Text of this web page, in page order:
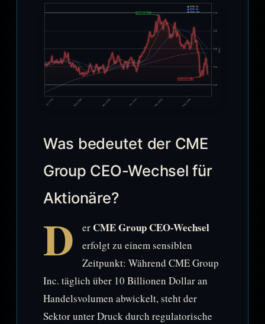
Was bedeutet der CME
Group CEO-Wechsel für
Aktionäre?
D er CME Group CEO-Wechsel
erfolgt zu einem sensiblen
Zeitpunkt: Während CME Group
Inc. täglich über 10 Billionen Dollar an
Handelsvolumen abwickelt, steht der
Sektor unter Druck durch regulatorische